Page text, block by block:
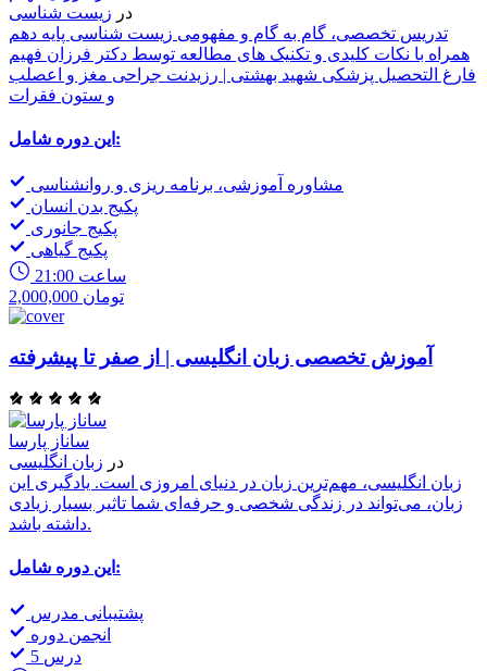
در زیست شناسی
تدریس تخصصی، گام به گام و مفهومی زیست شناسی پایه دهم
همراه با نکات کلیدی و تکنیک های مطالعه توسط دکتر فرزان فهیم
فارغ التحصیل پزشکی شهید بهشتی | رزیدنت جراحی مغز و اعصلب
و ستون فقرات
این دوره شامل:
مشاوره آموزشی، برنامه ریزی و روانشناسی
پکیج بدن انسان
پکیج جانوری
پکیج گیاهی
21:00 ساعت
2,000,000 تومان
آموزش تخصصی زبان انگلیسی | از صفر تا پیشرفته
ساناز پارسا
در زبان انگلیسی
زبان انگلیسی، مهم‌ترین زبان در دنیای امروزی است. یادگیری این
زبان، می‌تواند در زندگی شخصی و حرفه‌ای شما تاثیر بسیار زیادی
داشته باشد.
این دوره شامل:
پشتیبانی مدرس
انجمن دوره
5 درس